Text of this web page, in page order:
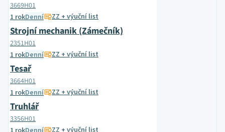
3669H01
1 rokDenní ZZ + výuční list
Strojní mechanik (Zámečník)
2351H01
1 rokDenní ZZ + výuční list
Tesař
3664H01
1 rokDenní ZZ + výuční list
Truhlář
3356H01
ZZ + výuční list